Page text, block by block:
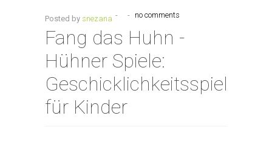
Posted by snezana - - no comments
Fang das Huhn -
Hühner Spiele:
Geschicklichkeitsspiele
für Kinder